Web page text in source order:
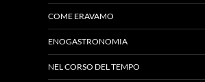
COME ERAVAMO
ENOGASTRONOMIA
NEL CORSO DEL TEMPO